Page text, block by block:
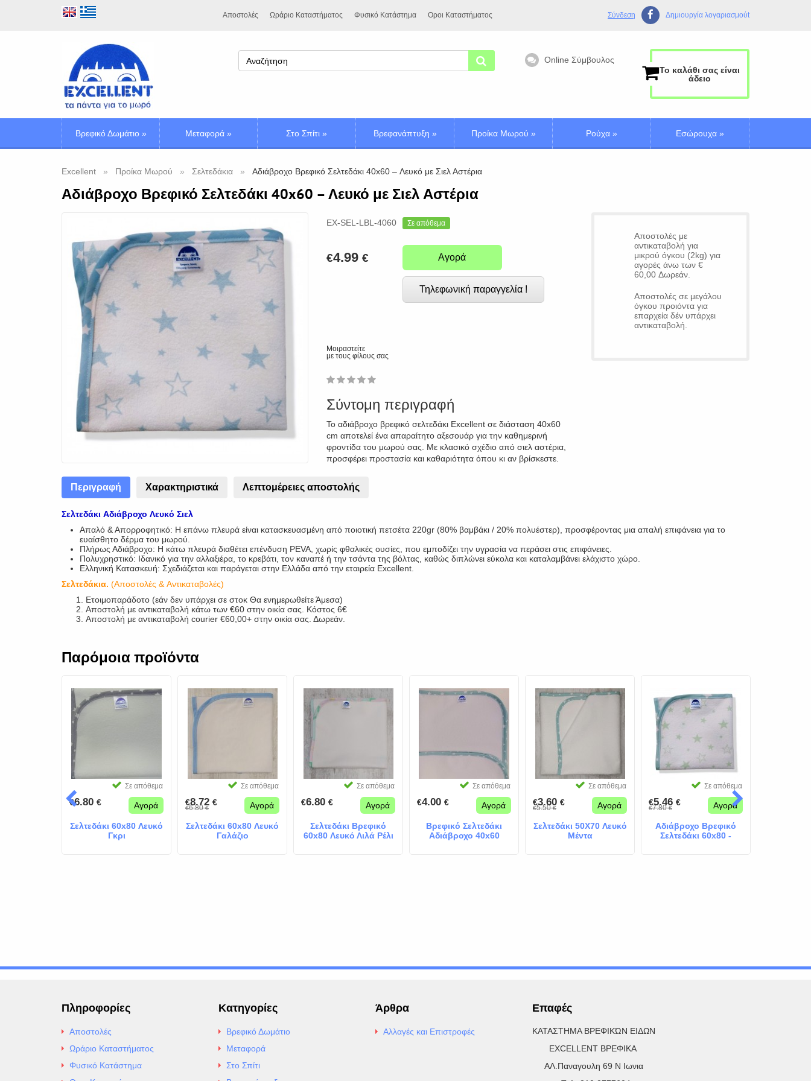
Σύνδεση Δημιουργία λογαριασμούt
Αποστολές Ωράριο Καταστήματος Φυσικό Κατάστημα Οροι Καταστήματος
Online Σύμβουλος
Το καλάθι σας είναι
άδειο
Βρεφικό Δωμάτιο» Μεταφορά » Στο Σπίτι » Βρεφανάπτυξη » Προίκα Μωρού » Ρούχα » Εσώρουχα »
Excellent Προίκα Μωρού Σελτεδάκια Αδιάβροχο Βρεφικό Σελτεδάκι 40x60 – Λευκό με Σιελ Αστέρια
Αδιάβροχο Βρεφικό Σελτεδάκι 40x60 – Λευκό με Σιελ Αστέρια
EX-SEL-LBL-4060 Σε απόθεμα
€4.99 € Αγορά
Τηλεφωνική παραγγελία !
Μοιραστείτε
με τους φίλους σας
1
2
3
4
5
Σύντομη περιγραφή
Το αδιάβροχο βρεφικό σελτεδάκι Excellent σε διάσταση 40x60
cm αποτελεί ένα απαραίτητο αξεσουάρ για την καθημερινή
φροντίδα του μωρού σας. Με κλασικό σχέδιο από σιελ αστέρια,
προσφέρει προστασία και καθαριότητα όπου κι αν βρίσκεστε.
Αποστολές με
αντικαταβολή για
μικρού όγκου (2kg) για
αγορές άνω των €
60,00 Δωρεάν.
Αποστολές σε μεγάλου
όγκου προιόντα για
επαρχεία δέν υπάρχει
αντικαταβολή.
Περιγραφή Χαρακτηριστικά Λεπτομέρειες αποστολής
Σελτεδάκι Αδιάβροχο Λευκό Σιελ
Απαλό & Απορροφητικό: Η επάνω πλευρά είναι κατασκευασμένη από ποιοτική πετσέτα 220gr (80% βαμβάκι / 20% πολυέστερ), προσφέροντας μια απαλή επιφάνεια για το
ευαίσθητο δέρμα του μωρού.
Πλήρως Αδιάβροχο: Η κάτω πλευρά διαθέτει επένδυση PEVA, χωρίς φθαλικές ουσίες, που εμποδίζει την υγρασία να περάσει στις επιφάνειες.
Πολυχρηστικό: Ιδανικό για την αλλαξιέρα, το κρεβάτι, τον καναπέ ή την τσάντα της βόλτας, καθώς διπλώνει εύκολα και καταλαμβάνει ελάχιστο χώρο.
Ελληνική Κατασκευή: Σχεδιάζεται και παράγεται στην Ελλάδα από την εταιρεία Excellent.
Σελτεδάκια. (Αποστολές & Αντικαταβολές)
Ετοιμοπαράδοτο (εάν δεν υπάρχει σε στοκ Θα ενημερωθείτε Άμεσα)
Αποστολή με αντικαταβολή κάτω των €60 στην οικία σας. Κόστος 6€
Αποστολή με αντικαταβολή courier €60,00+ στην οικία σας. Δωρεάν.
Παρόμοια προϊόντα
Σε απόθεμα
€6.80 € Αγορά
Σελτεδάκι 60x80 Λευκό
Γκρι
Σε απόθεμα
€8.72 €
€6.80€ Αγορά
Σελτεδάκι 60x80 Λευκό
Γαλάζιο
Σε απόθεμα
€6.80 € Αγορά
Σελτεδάκι Βρεφικό
60x80 Λευκό Λιλά Ρέλι
Σε απόθεμα
€4.00 € Αγορά
Βρεφικό Σελτεδάκι
Αδιάβροχο 40x60
Σε απόθεμα
€3.60 €
€5.50€ Αγορά
Σελτεδάκι 50X70 Λευκό
Μέντα
Σε απόθεμα
€5.46 €
€7.80€ Αγορά
Αδιάβροχο Βρεφικό
Σελτεδάκι 60x80 -
Πληροφορίες
Αποστολές
Ωράριο Καταστήματος
Φυσικό Κατάστημα
Κατηγορίες
Βρεφικό Δωμάτιο
Μεταφορά
Στο Σπίτι
Άρθρα
Αλλαγές και Επιστροφές
Επαφές
ΚΑΤΑΣΤΗΜΑ ΒΡΕΦΙΚΏΝ ΕΙΔΩΝ
EXCELLENT ΒΡΕΦΙΚΑ
ΑΛ.Παναγουλη 69 Ν Ιωνια